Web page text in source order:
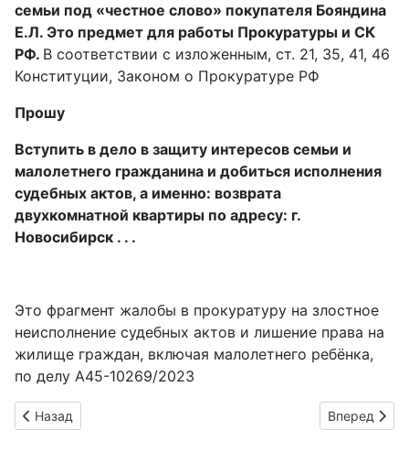
семьи под «честное слово» покупателя Бояндина
Е.Л. Это предмет для работы Прокуратуры и СК
РФ. В соответствии с изложенным, ст. 21, 35, 41, 46
Конституции, Законом о Прокуратуре РФ
Прошу
Вступить в дело в защиту интересов семьи и
малолетнего гражданина и добиться исполнения
судебных актов, а именно: возврата
двухкомнатной квартиры по адресу: г.
Новосибирск . . .
Это фрагмент жалобы в прокуратуру на злостное
неисполнение судебных актов и лишение права на
жилище граждан, включая малолетнего ребёнка,
по делу А45-10269/2023
Предыдущий: Кредитно-денежные операции правосудия
Назад Следующий:
Вперед